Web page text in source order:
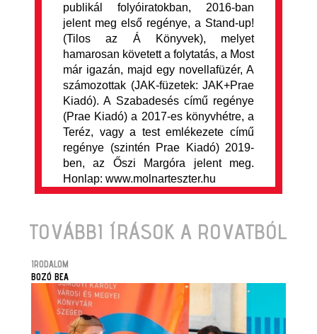
publikál folyóiratokban, 2016-ban
jelent meg első regénye, a Stand-up!
(Tilos az Á Könyvek), melyet
hamarosan követett a folytatás, a Most
már igazán, majd egy novellafüzér, A
számozottak (JAK-füzetek: JAK+Prae
Kiadó). A Szabadesés című regénye
(Prae Kiadó) a 2017-es könyvhétre, a
Teréz, vagy a test emlékezete című
regénye (szintén Prae Kiadó) 2019-
ben, az Őszi Margóra jelent meg.
Honlap: www.molnarteszter.hu
TOVÁBBI ÍRÁSOK A ROVATBÓL
IRODALOM
BOZÓ BEA